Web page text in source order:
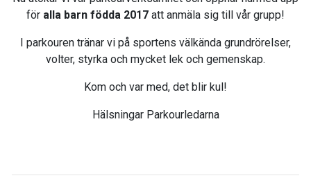
för alla barn födda 2017 att anmäla sig till vår grupp!
I parkouren tränar vi på sportens välkända grundrörelser,
volter, styrka och mycket lek och gemenskap.
Kom och var med, det blir kul!
Hälsningar Parkourledarna